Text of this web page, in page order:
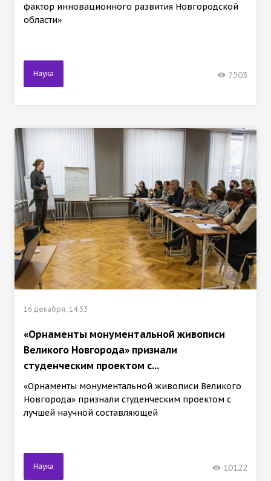
фактор инновационного развития Новгородской
области»
Наука 7503
16 декабря, 14:53
«Орнаменты монументальной живописи
Великого Новгорода» признали
студенческим проектом с...
«Орнаменты монументальной живописи Великого
Новгорода» признали студенческим проектом с
лучшей научной составляющей
Наука 10122